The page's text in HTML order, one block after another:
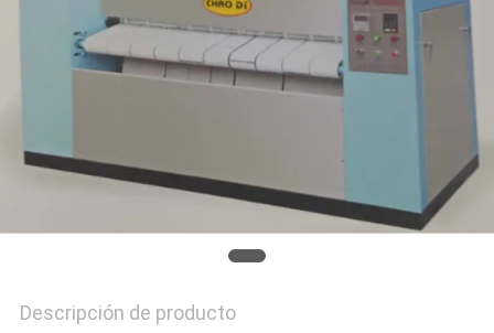
MAPA
PRIVACY
Descripción de producto